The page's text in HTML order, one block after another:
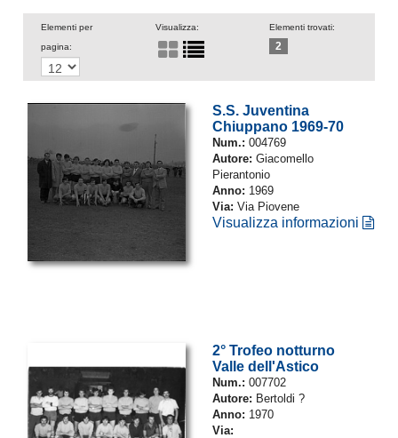
Elementi per
pagina:
Visualizza: Elementi trovati:
2
S.S. Juventina
Chiuppano 1969-70
Num.: 004769
Autore: Giacomello
Pierantonio
Anno: 1969
Via: Via Piovene
Visualizza informazioni
2° Trofeo notturno
Valle dell'Astico
Num.: 007702
Autore: Bertoldi ?
Anno: 1970
Via: